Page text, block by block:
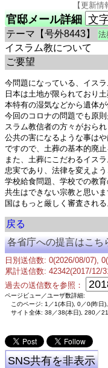
官邸メール詳細
テーマ 【号外8443】 法
イスラム教について
ご要望
今問題になっている、イスラ
日本は土地が限られており
本特有の湿気などから遺体
今回のコロナの問題でも原
スラム教信者の方々がおられ
公共の害になるような事は
ですので、土葬の基本的廃止
また、土葬にこだわるイス
忠実であり、法律を変えよ
学校給食問題、学校での教育
共生はできない宗教と思い
戻る
各省庁への提言はこち
日別送信数: 0(2026/08/07),
累計送信数: 42342(2017/12/
過去の送信数を参照：
【更新情
ページビュー／ユーザ数詳細:
このページ: 1／1(本日), 0／0(昨日
サイト全体: 38／38(本日), 280／